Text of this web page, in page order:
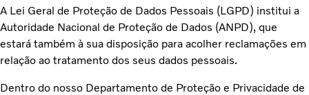
A Lei Geral de Proteção de Dados Pessoais (LGPD) institui a
Autoridade Nacional de Proteção de Dados (ANPD), que
estará também à sua disposição para acolher reclamações em
relação ao tratamento dos seus dados pessoais.
Dentro do nosso Departamento de Proteção e Privacidade de